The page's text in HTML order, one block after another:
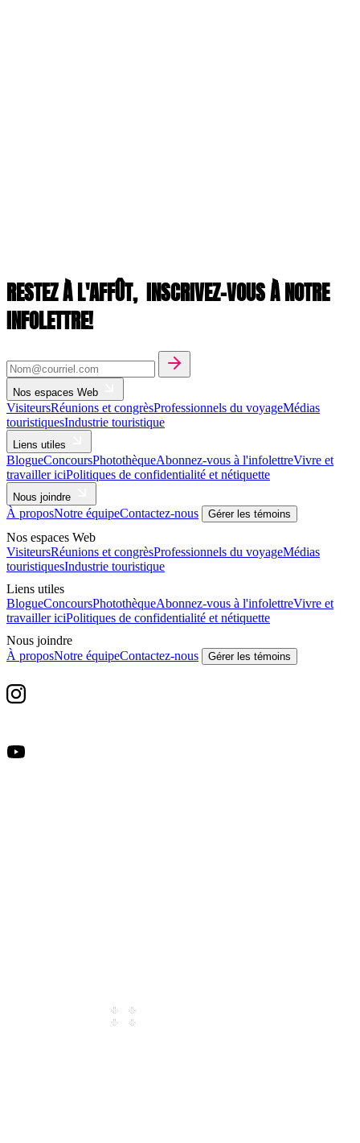
RESTEZ À L'AFFÛT, INSCRIVEZ-VOUS À NOTRE
INFOLETTRE!
Nos espaces Web
VisiteursRéunions et congrèsProfessionnels du voyageMédias
touristiquesIndustrie touristique
Liens utiles
BlogueConcoursPhotothèqueAbonnez-vous à l'infolettreVivre et
travailler iciPolitiques de confidentialité et nétiquette
Nous joindre
À proposNotre équipeContactez-nous Gérer les témoins
Nos espaces Web
VisiteursRéunions et congrèsProfessionnels du voyageMédias
touristiquesIndustrie touristique
Liens utiles
BlogueConcoursPhotothèqueAbonnez-vous à l'infolettreVivre et
travailler iciPolitiques de confidentialité et nétiquette
Nous joindre
À proposNotre équipeContactez-nous Gérer les témoins